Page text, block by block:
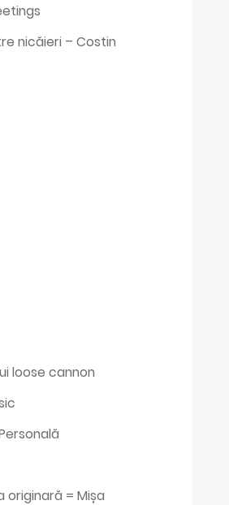
nicăieri – Costin
loose cannon
originară = Mișa